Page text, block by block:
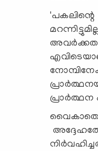
പ്രാർത്ഥന
വൈകാതെ